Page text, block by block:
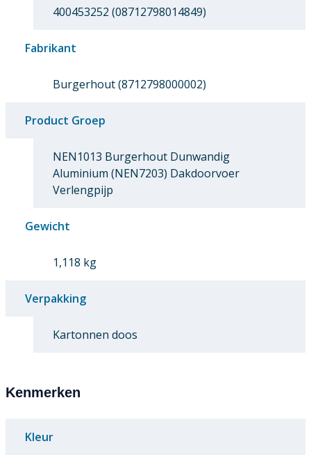
400453252 (08712798014849)
Fabrikant
Burgerhout (8712798000002)
Product Groep
NEN1013 Burgerhout Dunwandig
Aluminium (NEN7203) Dakdoorvoer
Verlengpijp
Gewicht
1,118 kg
Verpakking
Kartonnen doos
Kenmerken
Kleur